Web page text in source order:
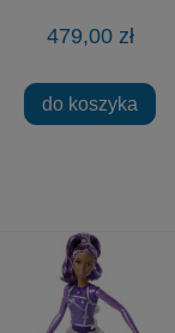
479,00 zł
do koszyka